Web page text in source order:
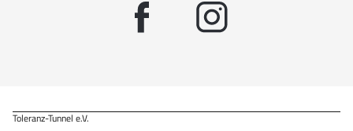
Toleranz-Tunnel e.V.